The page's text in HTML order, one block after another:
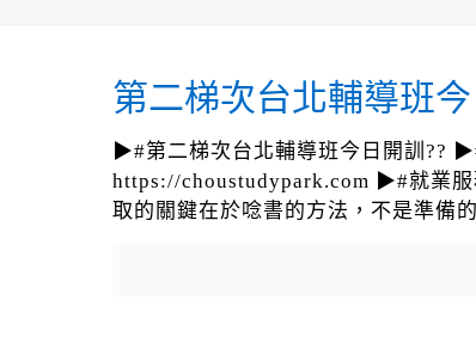
第二梯次台北輔導班今
▶#第二梯次台北輔導班今日開訓??
https://choustudypark.com ▶#就業服
取的關鍵在於唸書的方法，不是準備